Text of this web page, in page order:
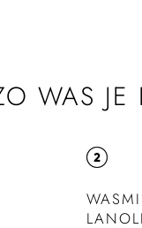
WAS JE